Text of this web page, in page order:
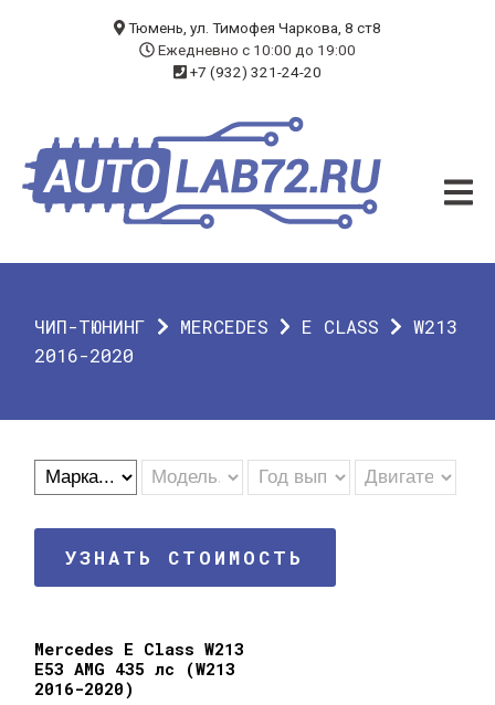
ЧИП-ТЮНИНГ
ДИАГНОСТИКА
О КОМПАНИИ
ГАРАНТИЯ
Тюмень, ул. Тимофея Чаркова, 8 ст8
Ежедневно с 10:00 до 19:00
+7 (932) 321-24-20
ЧИП-ТЮНИНГ MERCEDES E CLASS
W213
2016-2020
УЗНАТЬ СТОИМОСТЬ
Mercedes E Class W213
E53 AMG 435 лс (W213
2016-2020)